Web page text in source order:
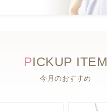
PICKUP ITEM
今月のおすすめ